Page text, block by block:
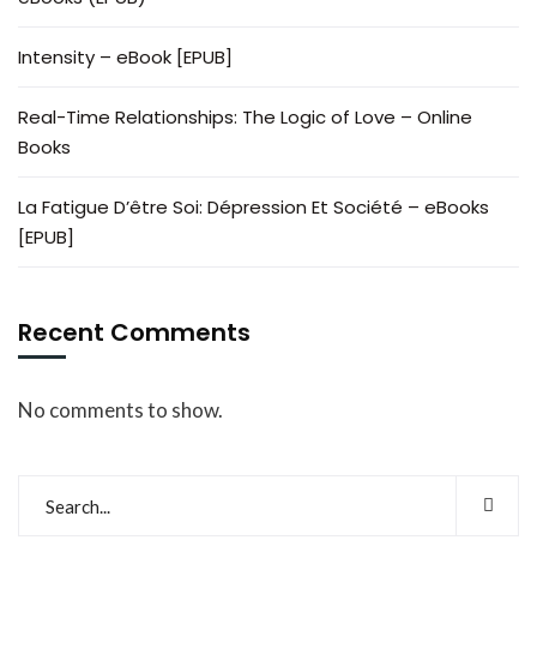
Intensity – eBook [EPUB]
Real-Time Relationships: The Logic of Love – Online
Books
La Fatigue D’être Soi: Dépression Et Société – eBooks
[EPUB]
Recent Comments
No comments to show.